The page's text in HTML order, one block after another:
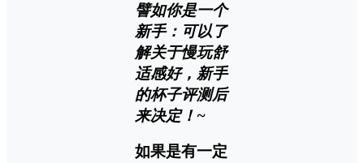
譬如你是一个
新手：可以了
解关于慢玩舒
适感好，新手
的杯子评测后
来决定！~
如果是有一定